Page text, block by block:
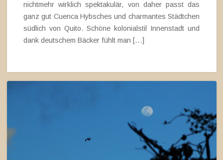
nichtmehr wirklich spektakulär, von daher passt das
ganz gut Cuenca Hybsches und charmantes Städtchen
südlich von Quito. Schöne kolonialstil Innenstadt und
dank deutschem Bäcker fühlt man […]